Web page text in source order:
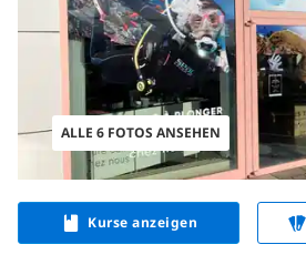
ALLE 6 FOTOS ANSEHEN
Kurse anzeigen